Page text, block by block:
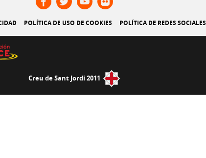
POLÍTICA DE USO DE COOKIES POLÍTICA DE REDES SOCIALES
Creu de Sant Jordi 2011